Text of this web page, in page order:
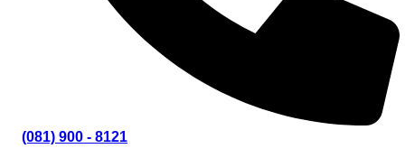
(081) 900 - 8121